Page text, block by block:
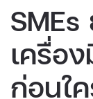
เครื่อ
ก่อนใ